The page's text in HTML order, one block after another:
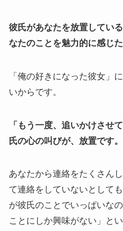
彼氏があなたを放置してい
なたのことを魅力的に感じた
「俺の好きになった彼女」
いからです。
「もう一度、追いかけさせ
氏の心の叫びが、放置です。
あなたから連絡をたくさん
て連絡をしていないとして
が彼氏のことでいっぱいな
ことにしか興味がない」と